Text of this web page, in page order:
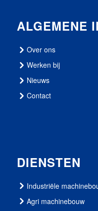
ALGEMENE
Over ons
Werken bij
Nieuws
Contact
DIENSTEN
Industriële
Agri machinebouw